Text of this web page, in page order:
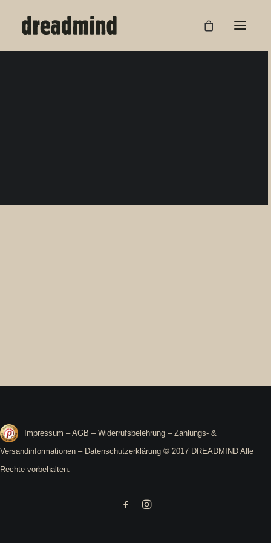
Impressum –AGB – Widerrufsbelehrung – Zahlungs- &
Versandinformationen – Datenschutzerklärung © 2017 DREADMIND Alle
Rechte vorbehalten.